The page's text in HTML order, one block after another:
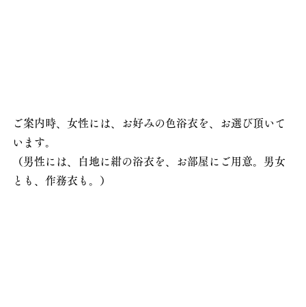
ご案内時、女性には、お好みの色浴衣を、お選び頂いて
います。
（男性には、白地に紺の浴衣を、お部屋にご用意。男女
とも、作務衣も。）